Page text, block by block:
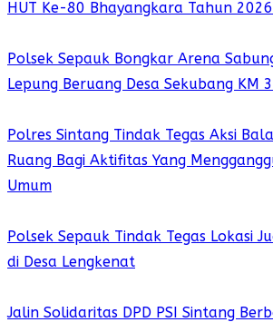
HUT Ke-80 Bhayangkara Tahun 2026
Polsek Sepauk Bongkar Arena
Lepung Beruang Desa Sekubang KM
Polres Sintang Tindak Tegas Aksi
Ruang Bagi Aktifitas Yang
Umum
Polsek Sepauk Tindak Tegas Lokasi
di Desa Lengkenat
Jalin Solidaritas DPD PSI Sintang